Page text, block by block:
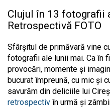
Clujul în 13 fotografii
Retrospectivă FOTO
Sfârșitul de primăvară vine
fotografii ale lunii mai. Ca în
provocări, momente și
bucurat împreună, cu mic și
savurăm din deliciile lui
retrospectiv în urmă și